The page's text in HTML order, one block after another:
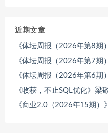
近期文章
《体坛周报（2026年第8期
《体坛周报（2026年第7期
《体坛周报（2026年第6期
《收获，不止SQL优化》梁
《商业2.0（2026年15期）》